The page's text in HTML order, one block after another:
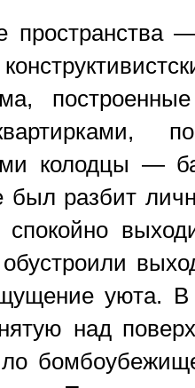
колодцы —
был разбит
спокойно
уюта. В
над